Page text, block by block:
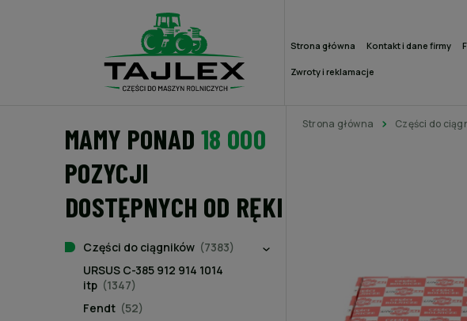
Strona główna Kontakt i dane firmy
Zwroty i reklamacje
MAMY PONAD 18 000
POZYCJI
DOSTĘPNYCH OD RĘKI
Części do ciągników (7383)
URSUS C-385 912 914 1014
itp (1347)
Fendt (52)
Strona główna Części do